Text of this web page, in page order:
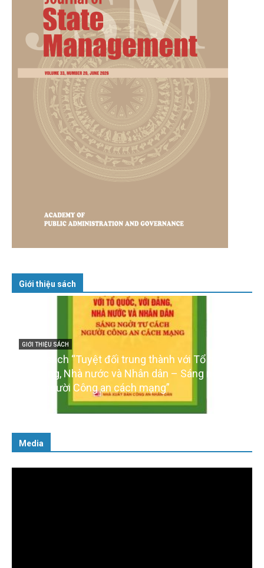
Giới thiệu sách
GIỚI THIỆU SÁCH
Ra mắt ba cuốn sách ảnh
của Đảng
16/01/2026
thành với Tổ quốc,
dân – Sáng ngời tư
Media